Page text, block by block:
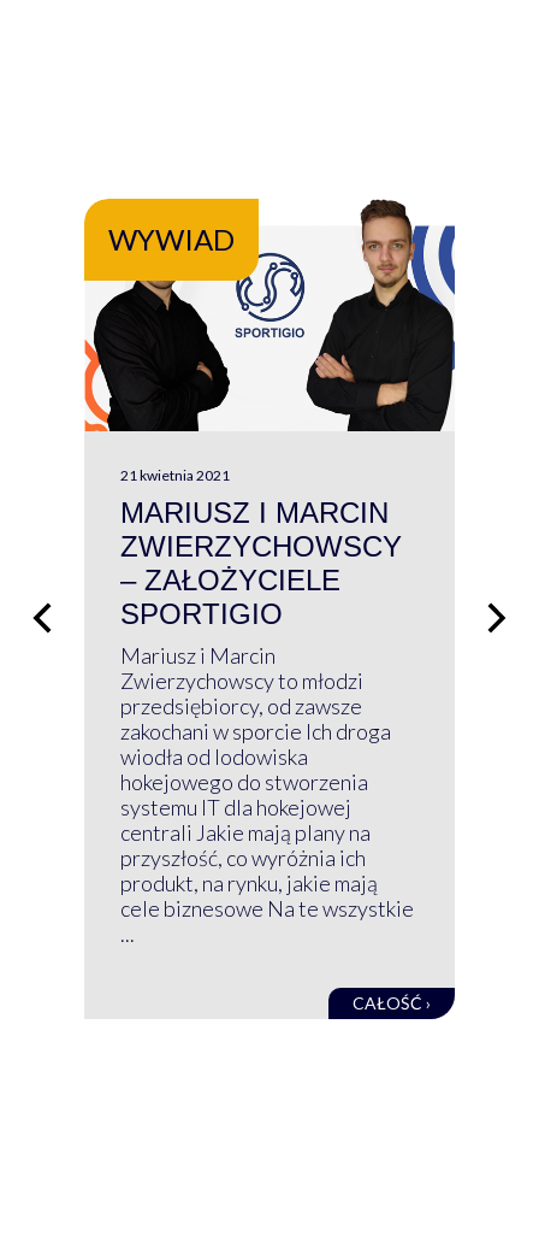
WYWIAD
21 kwietnia 2021
MARIUSZ I MARCIN
ZWIERZYCHOWSCY
– ZAŁOŻYCIELE
SPORTIGIO
Mariusz i Marcin
Zwierzychowscy to młodzi
przedsiębiorcy, od zawsze
zakochani w sporcie Ich droga
wiodła od lodowiska
hokejowego do stworzenia
systemu IT dla hokejowej
centrali Jakie mają plany na
przyszłość, co wyróżnia ich
produkt, na rynku, jakie mają
cele biznesowe Na te wszystkie
...
CAŁOŚĆ ›